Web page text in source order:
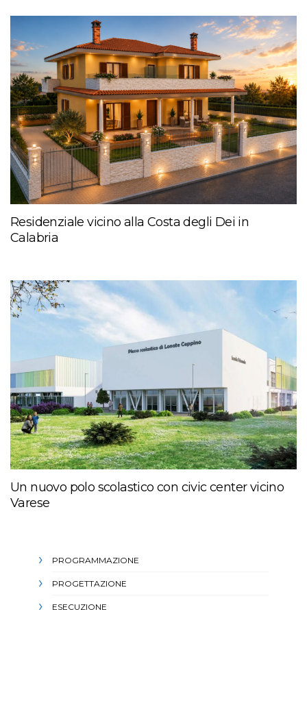
Residenziale vicino alla Costa degli Dei in
Calabria
Un nuovo polo scolastico con civic center vicino
Varese
PROGRAMMAZIONE
PROGETTAZIONE
ESECUZIONE